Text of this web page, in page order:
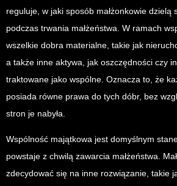
reguluje, w jaki sposób małżonkowie dzielą
podczas trwania małżeństwa. W ramach
wszelkie dobra materialne, takie jak
a także inne aktywa, jak oszczędności czy
traktowane jako wspólne. Oznacza to, że
posiada równe prawa do tych dóbr, bez
stron je nabyła.
Wspólność majątkowa jest domyślnym
powstaje z chwilą zawarcia małżeństwa.
zdecydować się na inne rozwiązanie, takie